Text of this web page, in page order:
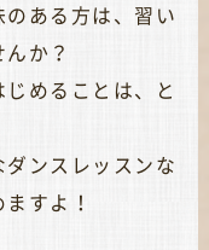
ある方は、習い
か？
めることは、と
ンスレッスンな
すよ！